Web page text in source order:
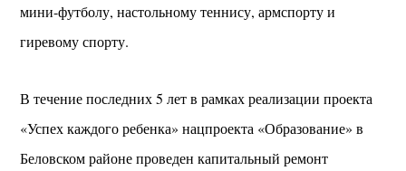
мини-футболу, настольному теннису, армспорту и
гиревому спорту.
В течение последних 5 лет в рамках реализации проекта
«Успех каждого ребенка» нацпроекта «Образование» в
Беловском районе проведен капитальный ремонт